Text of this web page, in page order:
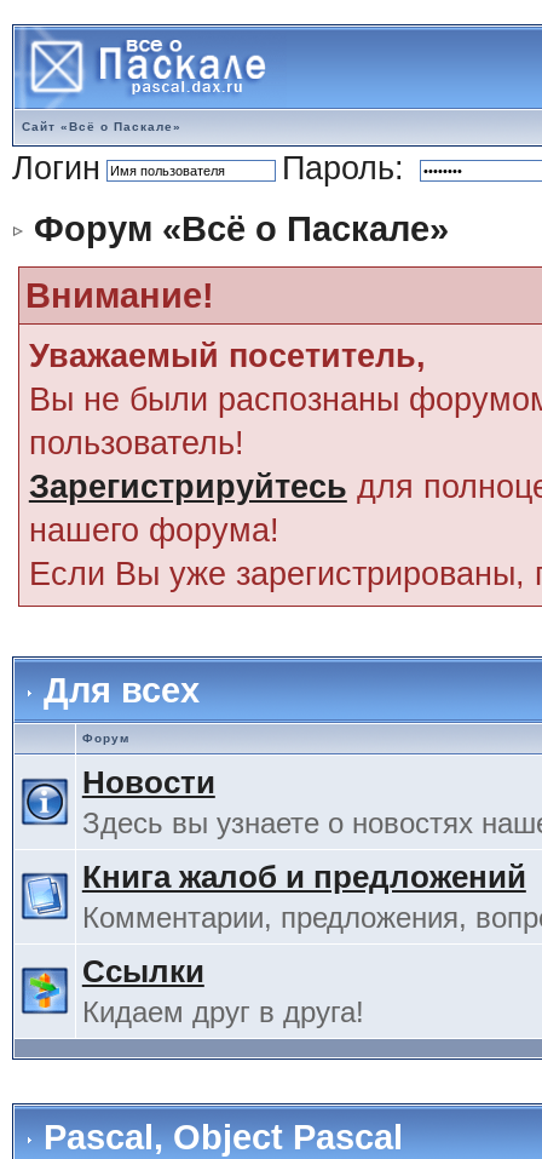
Сайт «Всё о Паскале»
Логин Пароль:
Форум «Всё о Паскале»
Внимание!
Уважаемый посетитель,
Вы не были распознаны
пользователь!
Зарегистрируйтесь для
нашего форума!
Если Вы уже зарегистрированы,
Для всех
Форум
Новости
Здесь вы узнаете о новостях
Книга жалоб и предложений
Комментарии, предложения,
Ссылки
Кидаем друг в друга!
Pascal, Object Pascal